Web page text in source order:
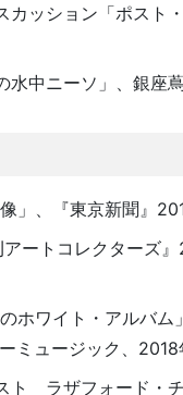
ッション「ポスト
水中ニーソ」、銀座
」、『東京新聞』
ートコレクターズ
ホワイト・アルバム
ミュージック、2018
ト ラザフォード・